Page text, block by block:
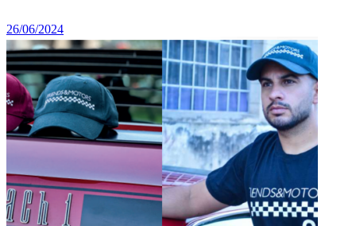
26/06/2024